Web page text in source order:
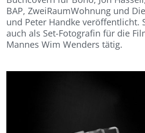
BAP, ZweiRaumWohnung und
und Peter Handke veröffentlicht.
auch als Set-Fotografin für die
Mannes Wim Wenders tätig.